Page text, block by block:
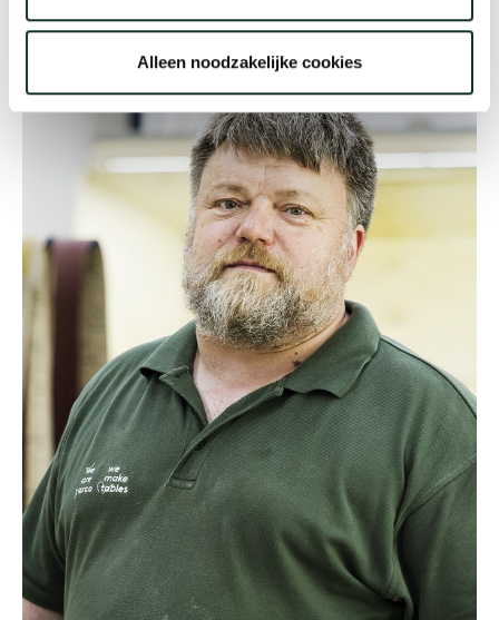
Alleen noodzakelijke cookies